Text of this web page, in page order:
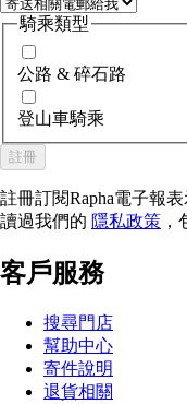
騎乘類型
公路 & 碎石路
登山車騎乘
註冊
註冊訂閱Rapha電子報
讀過我們的 隱私政策
客戶服務
搜尋門店
幫助中心
寄件說明
退貨相關